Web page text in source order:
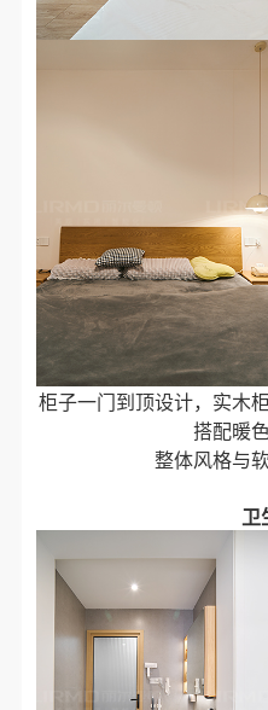
柜子一门到顶设计，实木
搭配暖
整体风格与
卫